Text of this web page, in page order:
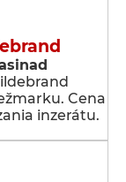
Cena
inzerátu.